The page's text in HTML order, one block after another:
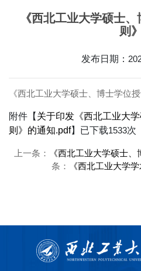
《西北工业大学硕士
则》
发布日期：
《西北工业大学硕士、博士学位
附件【 关于印发《西北工业大
则》的通知.pdf】已下载1533次
上一条： 《西北工业大学硕士、
条：
《西北工业大学